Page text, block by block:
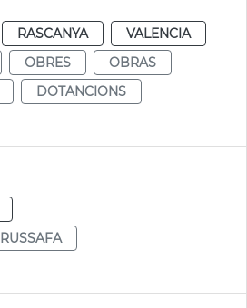
RASCANYA
VALENCIA
OBRES
OBRAS
DOTANCIONS
RUSSAFA